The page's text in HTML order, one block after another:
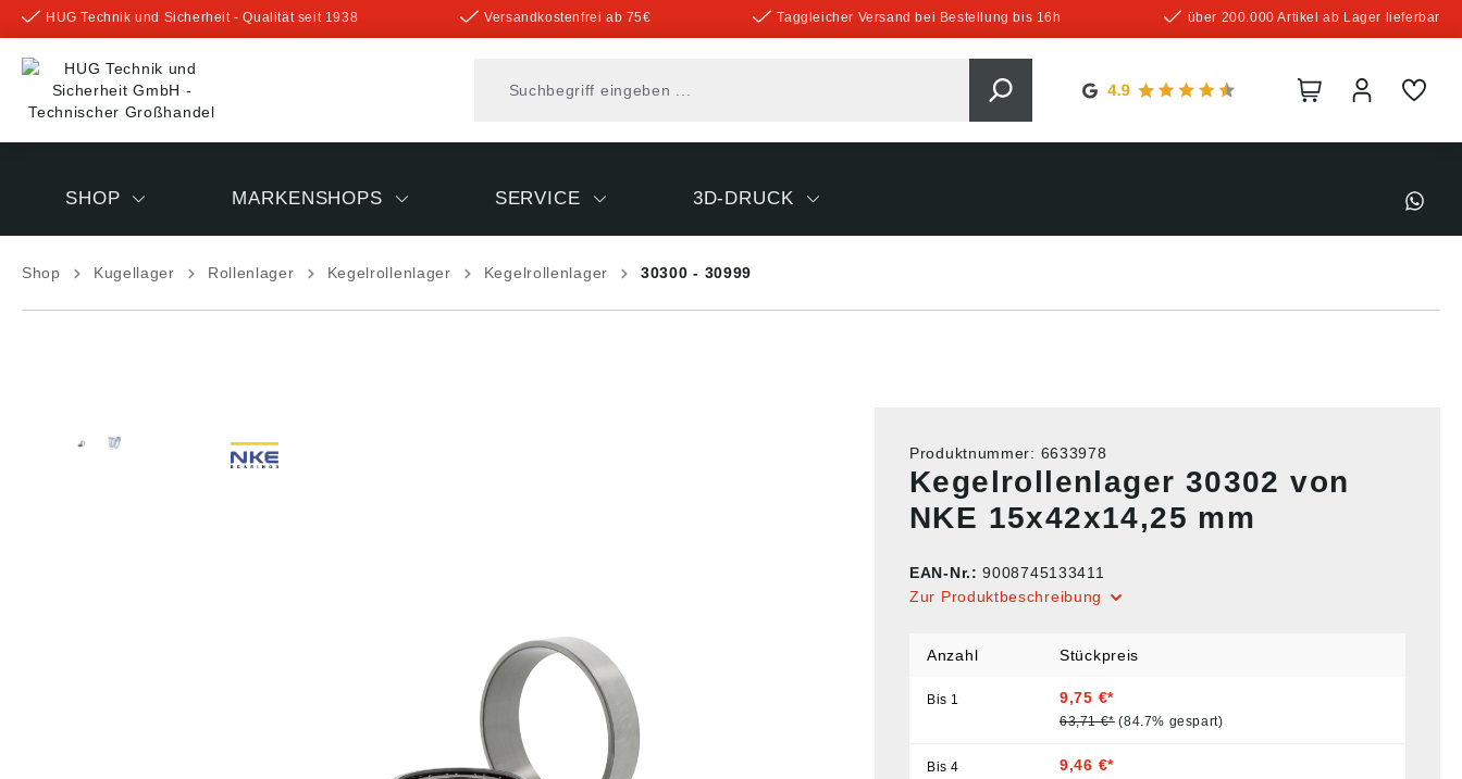
springen
HUG Technik und Sicherheit - Qualität seit 1938 Versandkostenfrei ab 75€ Taggleicher Versand bei Bestellung bis 16h über 200.000 Artikel ab Lager lieferbar
SHOP MARKENSHOPS SERVICE 3D-DRUCK
Shop Kugellager Rollenlager Kegelrollenlager Kegelrollenlager 30300 - 30999
Produktnummer: 6633978
Kegelrollenlager 30302 von
NKE 15x42x14,25 mm
EAN-Nr.:9008745133411
Zur Produktbeschreibung
Anzahl Stückpreis
Bis 1 9,75 €*
63,71 €* (84.7% gespart)
Bis4 9,46 €*